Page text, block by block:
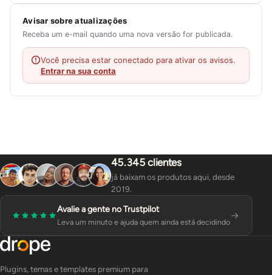
Avisar sobre atualizações
Receba um e-mail quando uma nova versão for publicada.
Você precisa estar conectado para ativar os avisos.
Entrar na sua conta
45.345 clientes
já baixam os produtos aqui, desde
2019.
Avalie a gente no Trustpilot
Leva um minuto e ajuda quem ainda está decidindo
Plugins, temas e templates premium para